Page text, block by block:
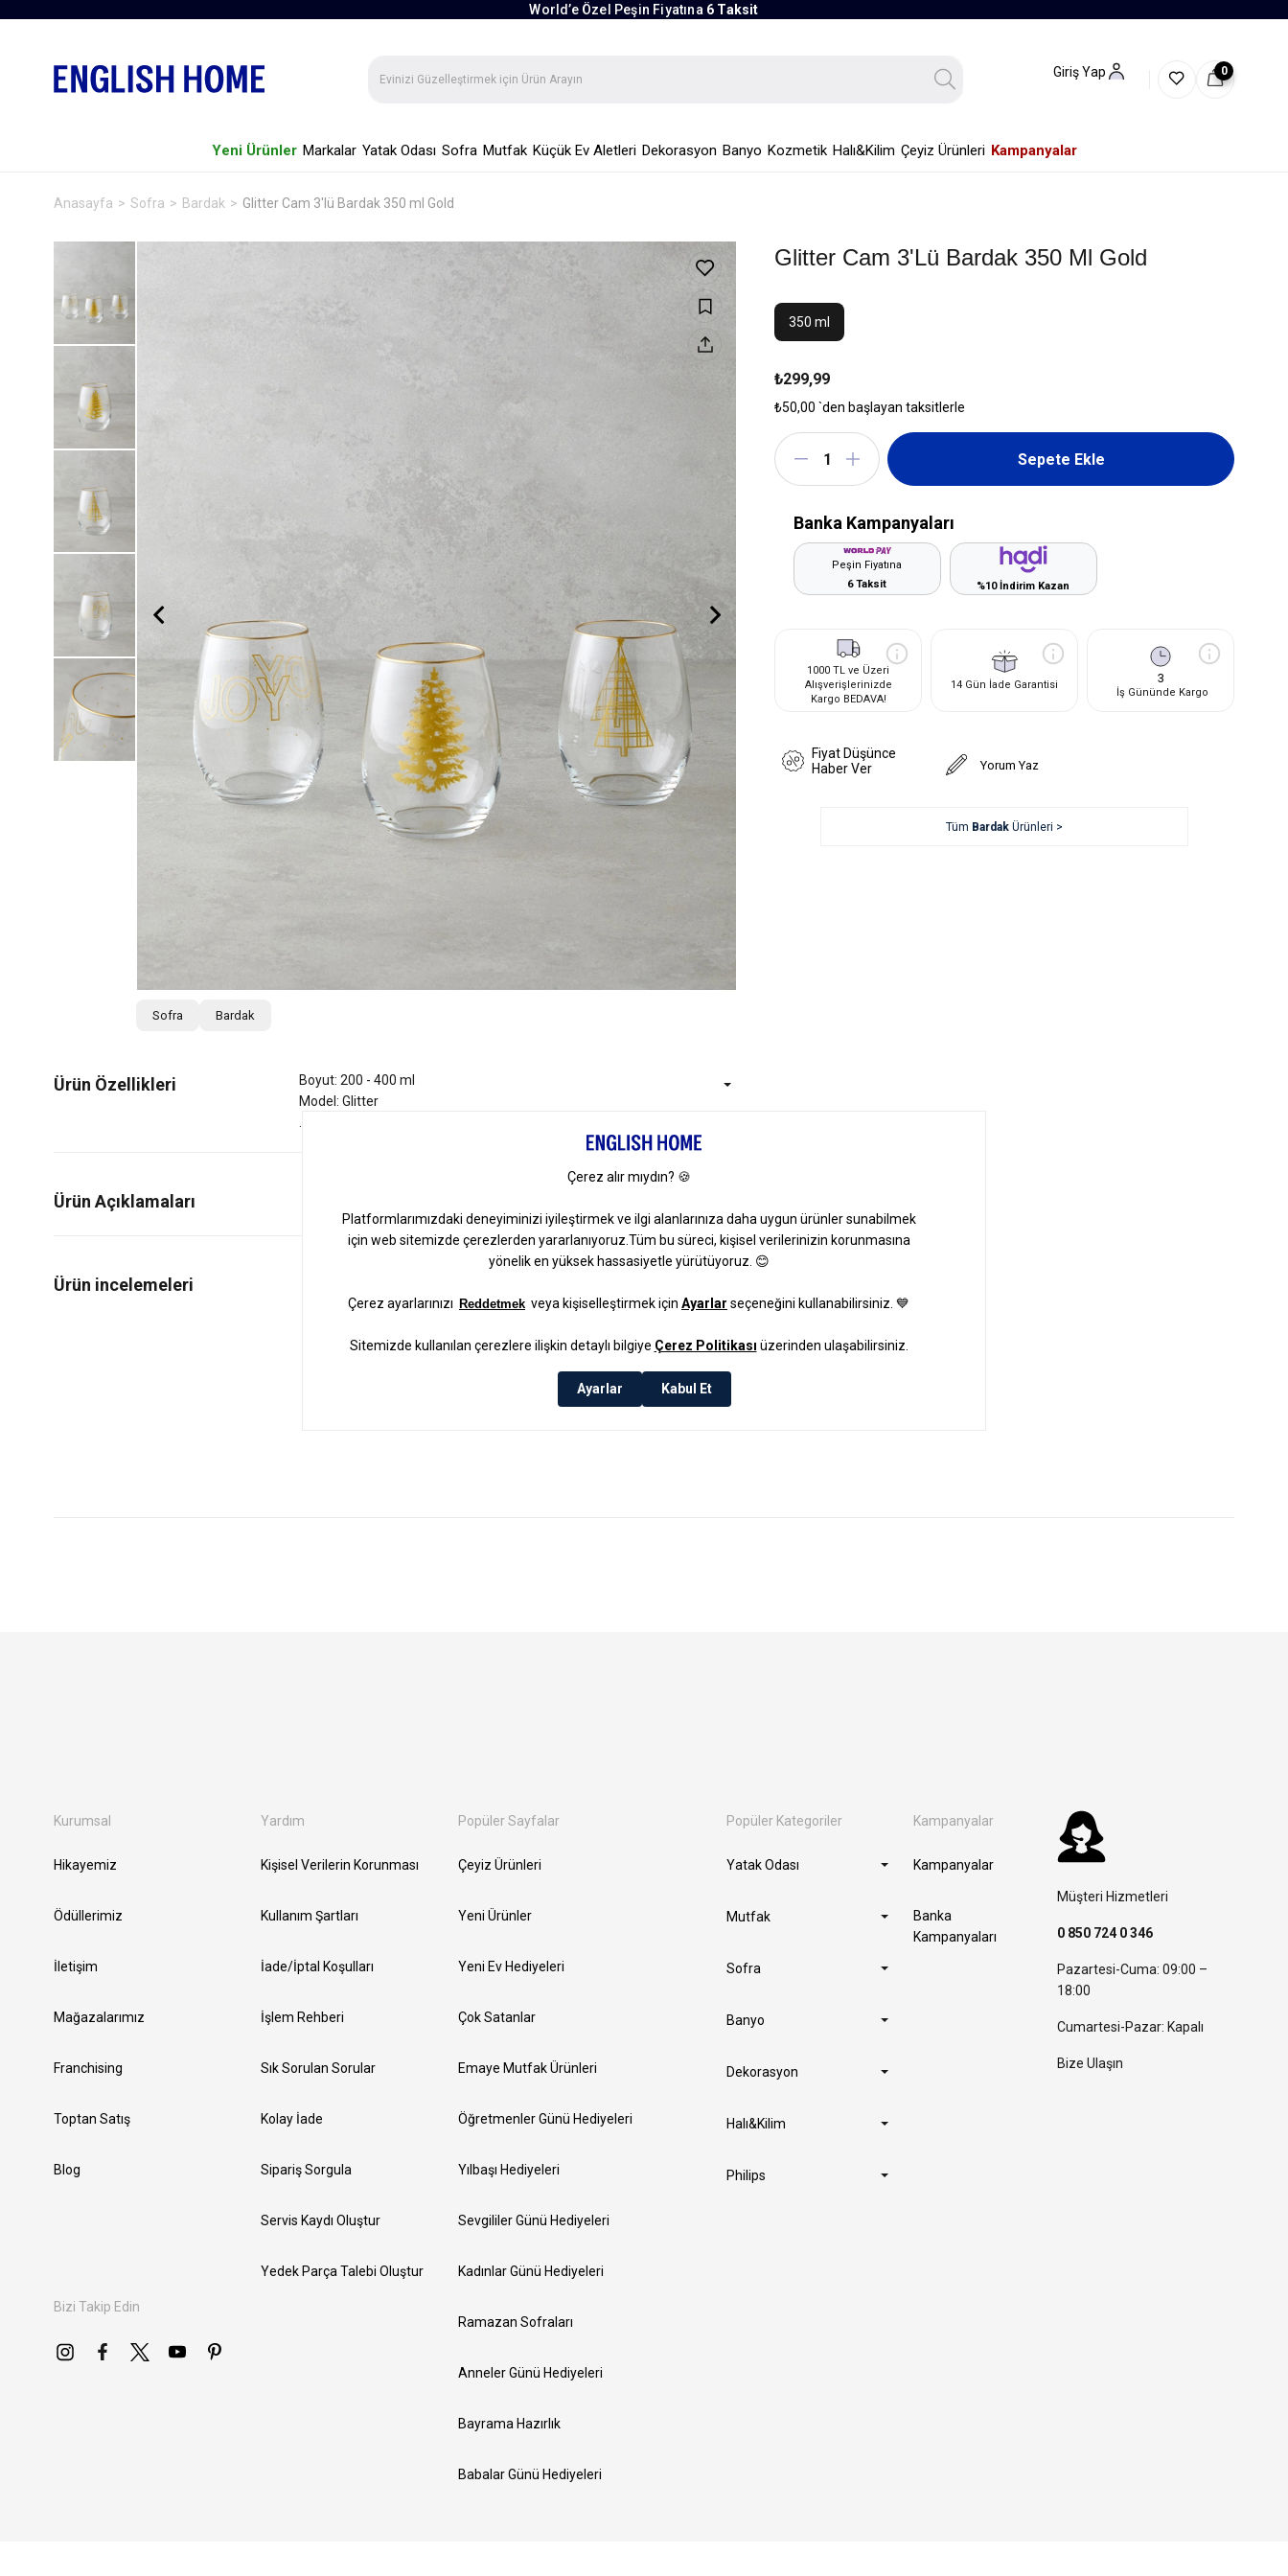
World’e Özel Peşin Fiyatına 6 Taksit
Giriş Yap 0
Yeni Ürünler Markalar Yatak Odası Sofra Mutfak Küçük Ev Aletleri Dekorasyon Banyo Kozmetik Halı&Kilim Çeyiz Ürünleri Kampanyalar
Anasayfa Sofra Bardak Glitter Cam 3'lü Bardak 350 ml Gold
Sofra Bardak
Ürün Özellikleri
Boyut: 200 - 400 ml
Model: Glitter
Ürün Açıklamaları
Glitter Cam 3'lü Bardak 350 Ml Gold
350 ml
₺299,99
₺50,00 `den başlayan taksitlerle
Banka Kampanyaları
Peşin Fiyatına
6 Taksit
%10 İndirim Kazan
1000 TL ve Üzeri
Alışverişlerinizde
Kargo BEDAVA!
14 Gün İade Garantisi 3
İş Gününde Kargo
Fiyat Düşünce
Haber Ver
Yorum Yaz
Tüm Bardak Ürünleri >
Kurumsal
Hikayemiz
Ödüllerimiz
İletişim
Mağazalarımız
Franchising
Toptan Satış
Blog
Bizi Takip Edin
Yardım
Kişisel Verilerin Korunması
Kullanım Şartları
İade/İptal Koşulları
İşlem Rehberi
Sık Sorulan Sorular
Kolay İade
Sipariş Sorgula
Servis Kaydı Oluştur
Yedek Parça Talebi Oluştur
Popüler Sayfalar
Çeyiz Ürünleri
Yeni Ürünler
Yeni Ev Hediyeleri
Çok Satanlar
Emaye Mutfak Ürünleri
Öğretmenler Günü Hediyeleri
Yılbaşı Hediyeleri
Sevgililer Günü Hediyeleri
Kadınlar Günü Hediyeleri
Ramazan Sofraları
Anneler Günü Hediyeleri
Bayrama Hazırlık
Babalar Günü Hediyeleri
Popüler Kategoriler
Yatak Odası
Mutfak
Sofra
Banyo
Dekorasyon
Halı&Kilim
Philips
Kampanyalar
Kampanyalar
Banka
Kampanyaları
Müşteri Hizmetleri
0 850 724 0 346
Pazartesi-Cuma: 09:00 –
18:00
Cumartesi-Pazar: Kapalı
Bize Ulaşın